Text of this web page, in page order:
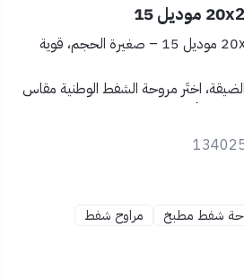
مروحة شفط وطني 20x20 موديل 15 – صغيرة الحجم، قوية
اختَر مروحة الشفط الوطنية مقاس
الروائح والرطوبة.
فيه والرطوبة.
شفط مطبخ
مراوح شفط